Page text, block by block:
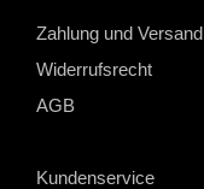
Zahlung und Versand
Widerrufsrecht
AGB
Kundenservice